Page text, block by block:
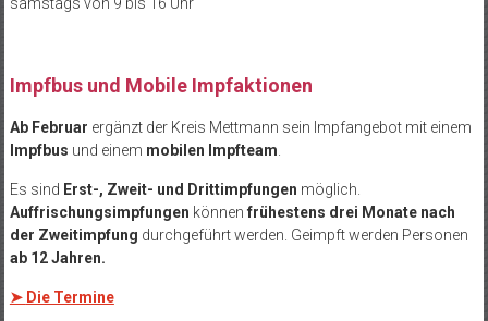
Impfbus und Mobile Impfaktionen
Ab Februar ergänzt der Kreis Mettmann sein Impfangebot mit einem
Impfbus und einem mobilen Impfteam
Es sind Erst-, Zweit- und Drittimpfungen möglich.
Auffrischungsimpfungen können frühestens drei Monate nach
der Zweitimpfung durchgeführt werden. Geimpft werden Personen
ab 12 Jahren.
➤ Die Termine